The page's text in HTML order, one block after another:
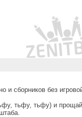
и сборников без
тьфу, тьфу) и